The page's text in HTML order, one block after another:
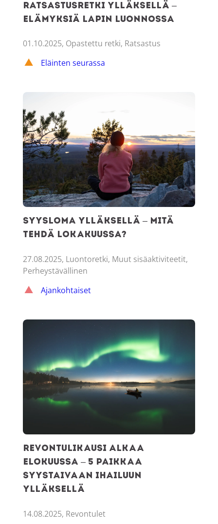
Ratsastusretki Ylläksellä –
elämyksiä Lapin luonnossa
01.10.2025, Opastettu retki, Ratsastus
Eläinten seurassa
Syysloma Ylläksellä – mitä tehdä lokakuussa?
Syysloma Ylläksellä – mitä
tehdä lokakuussa?
27.08.2025, Luontoretki, Muut sisäaktiviteetit,
Perheystävällinen
Ajankohtaiset
Revontulikausi alkaa elokuussa – 5 paikkaa syystaivaan
Revontulikausi alkaa
elokuussa – 5 paikkaa
syystaivaan ihailuun
Ylläksellä
14.08.2025, Revontulet